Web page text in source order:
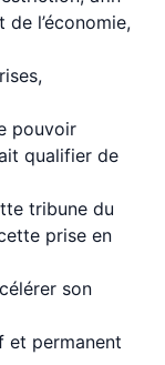
l’économie,
pouvoir
qualifier de
tribune du
prise en
son
et permanent